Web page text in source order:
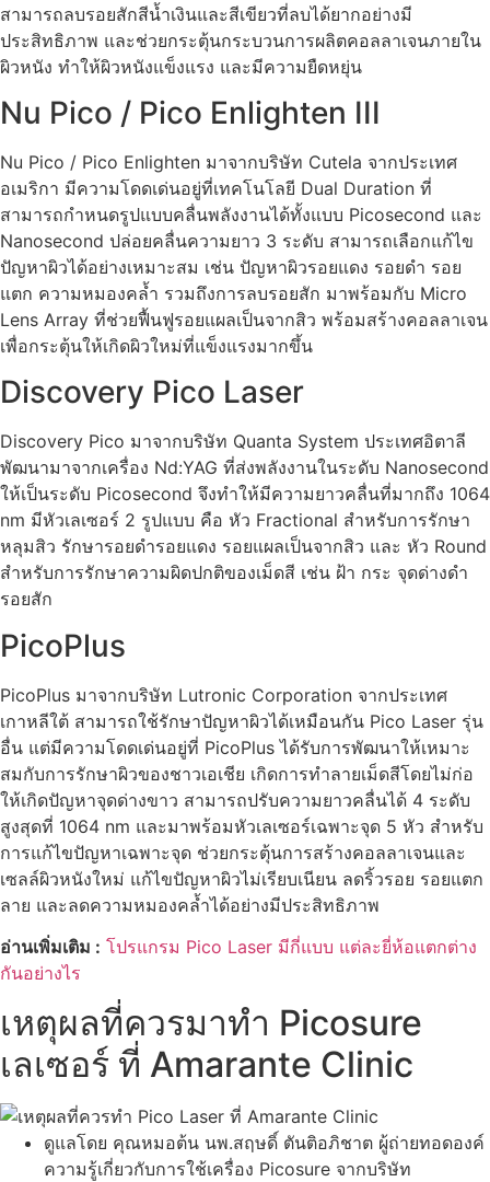
สามารถลบรอยสักสีน้ำเงินและสีเขียวที่ลบได้ยากอย่างมี
ประสิทธิภาพ และช่วยกระตุ้นกระบวนการผลิตคอลลาเจนภายใน
ผิวหนัง ทำให้ผิวหนังแข็งแรง และมีความยืดหยุ่น
Nu Pico / Pico Enlighten III
Nu Pico / Pico Enlighten มาจากบริษัท Cutela จากประเทศ
อเมริกา มีความโดดเด่นอยู่ที่เทคโนโลยี Dual Duration ที่
สามารถกำหนดรูปแบบคลื่นพลังงานได้ทั้งแบบ Picosecond และ
Nanosecond ปล่อยคลื่นความยาว 3 ระดับ สามารถเลือกแก้ไข
ปัญหาผิวได้อย่างเหมาะสม เช่น ปัญหาผิวรอยแดง รอยดำ รอย
แตก ความหมองคล้ำ รวมถึงการลบรอยสัก มาพร้อมกับ Micro
Lens Array ที่ช่วยฟื้นฟูรอยแผลเป็นจากสิว พร้อมสร้างคอลลาเจน
เพื่อกระตุ้นให้เกิดผิวใหม่ที่แข็งแรงมากขึ้น
Discovery Pico Laser
Discovery Pico มาจากบริษัท Quanta System ประเทศอิตาลี
พัฒนามาจากเครื่อง Nd:YAG ที่ส่งพลังงานในระดับ Nanosecond
ให้เป็นระดับ Picosecond จึงทำให้มีความยาวคลื่นที่มากถึง 1064
nm มีหัวเลเซอร์ 2 รูปแบบ คือ หัว Fractional สำหรับการรักษา
หลุมสิว รักษารอยดำรอยแดง รอยแผลเป็นจากสิว และ หัว Round
สำหรับการรักษาความผิดปกติของเม็ดสี เช่น ฝ้า กระ จุดด่างดำ
รอยสัก
PicoPlus
PicoPlus มาจากบริษัท Lutronic Corporation จากประเทศ
เกาหลีใต้ สามารถใช้รักษาปัญหาผิวได้เหมือนกัน Pico Laser รุ่น
อื่น แต่มีความโดดเด่นอยู่ที่ PicoPlus ได้รับการพัฒนาให้เหมาะ
สมกับการรักษาผิวของชาวเอเชีย เกิดการทำลายเม็ดสีโดยไม่ก่อ
ให้เกิดปัญหาจุดด่างขาว สามารถปรับความยาวคลื่นได้ 4 ระดับ
สูงสุดที่ 1064 nm และมาพร้อมหัวเลเซอร์เฉพาะจุด 5 หัว สำหรับ
การแก้ไขปัญหาเฉพาะจุด ช่วยกระตุ้นการสร้างคอลลาเจนและ
เซลล์ผิวหนังใหม่ แก้ไขปัญหาผิวไม่เรียบเนียน ลดริ้วรอย รอยแตก
ลาย และลดความหมองคล้ำได้อย่างมีประสิทธิภาพ
อ่านเพิ่มเติม : โปรแกรม Pico Laser มีกี่แบบ แต่ละยี่ห้อแตกต่าง
กันอย่างไร
เหตุผลที่ควรมาทำ Picosure
เลเซอร์ ที่ Amarante Clinic
ดูแลโดย คุณหมอต้น นพ.สฤษดิ์ ตันติอภิชาต ผู้ถ่ายทอดองค์
ความรู้เกี่ยวกับการใช้เครื่อง Picosure จากบริษัท